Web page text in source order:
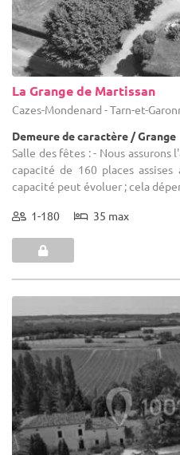
La Grange de Martissan
Cazes-Mondenard - Tarn-et-
Demeure de caractère / Grange
Salle des fêtes : - Nous assurons
capacité de 160 places
capacité peut évoluer ; cela
1-180 35 max